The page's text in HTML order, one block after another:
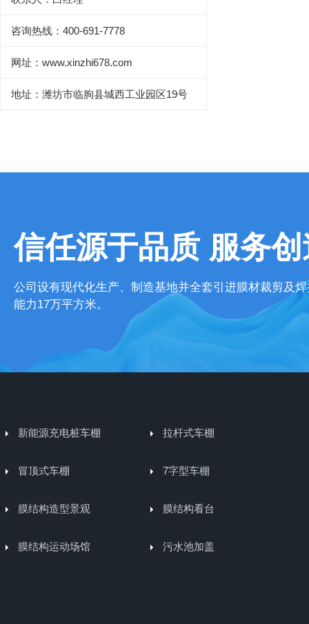
咨询热线：400-691-7778
网址：www.xinzhi678.com
地址：潍坊市临朐县城西工业园区19号
信任源于品质 服务
公司设有现代化生产、制造基地并全套引进膜材裁剪及
能力17万平方米。
新能源充电桩车棚 拉杆式车棚
冒顶式车棚 7字型车棚
膜结构造型景观 膜结构看台
膜结构运动场馆 污水池加盖